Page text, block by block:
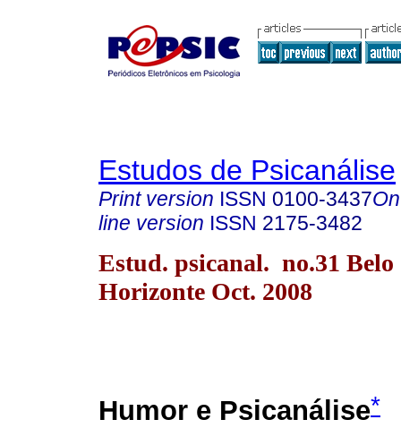
Estudos de Psicanálise
Print version ISSN 0100-3437
line version ISSN 2175-3482
Estud. psicanal. no.31 Belo
Horizonte Oct. 2008
Humor e Psicanálise*